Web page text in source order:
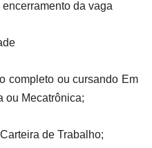
da vaga
completo ou cursando Em
ou Mecatrônica;
de Trabalho;